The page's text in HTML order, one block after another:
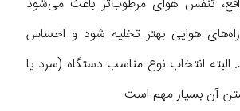
هوایی بهتر تخلیه شود و احساس
البته انتخاب نوع مناسب دستگاه (سرد یا
آن بسیار مهم است.